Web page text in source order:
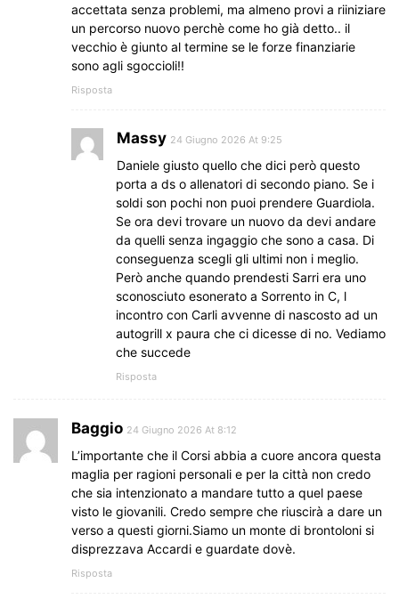
accettata senza problemi, ma almeno provi a riiniziare
un percorso nuovo perchè come ho già detto.. il
vecchio è giunto al termine se le forze finanziarie
sono agli sgoccioli!!
Risposta
Massy 24 Giugno 2026 At 9:25
Daniele giusto quello che dici però questo
porta a ds o allenatori di secondo piano. Se i
soldi son pochi non puoi prendere Guardiola.
Se ora devi trovare un nuovo da devi andare
da quelli senza ingaggio che sono a casa. Di
conseguenza scegli gli ultimi non i meglio.
Però anche quando prendesti Sarri era uno
sconosciuto esonerato a Sorrento in C, l
incontro con Carli avvenne di nascosto ad un
autogrill x paura che ci dicesse di no. Vediamo
che succede
Risposta
Baggio 24 Giugno 2026 At 8:12
L’importante che il Corsi abbia a cuore ancora questa
maglia per ragioni personali e per la città non credo
che sia intenzionato a mandare tutto a quel paese
visto le giovanili. Credo sempre che riuscirà a dare un
verso a questi giorni.Siamo un monte di brontoloni si
disprezzava Accardi e guardate dovè.
Risposta